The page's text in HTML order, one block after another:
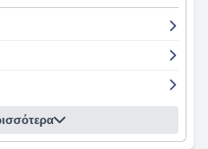
και το ξενοδοχείο είναι
αναμένονται από ένα